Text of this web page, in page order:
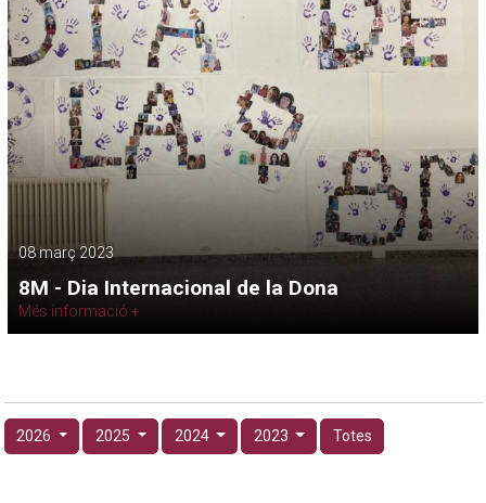
08 març 2023
8M - Dia Internacional de la Dona
Més informació +
2026 2025 2024 2023 Totes